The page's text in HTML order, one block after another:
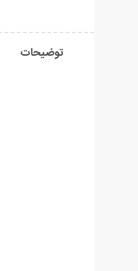
توضیحات